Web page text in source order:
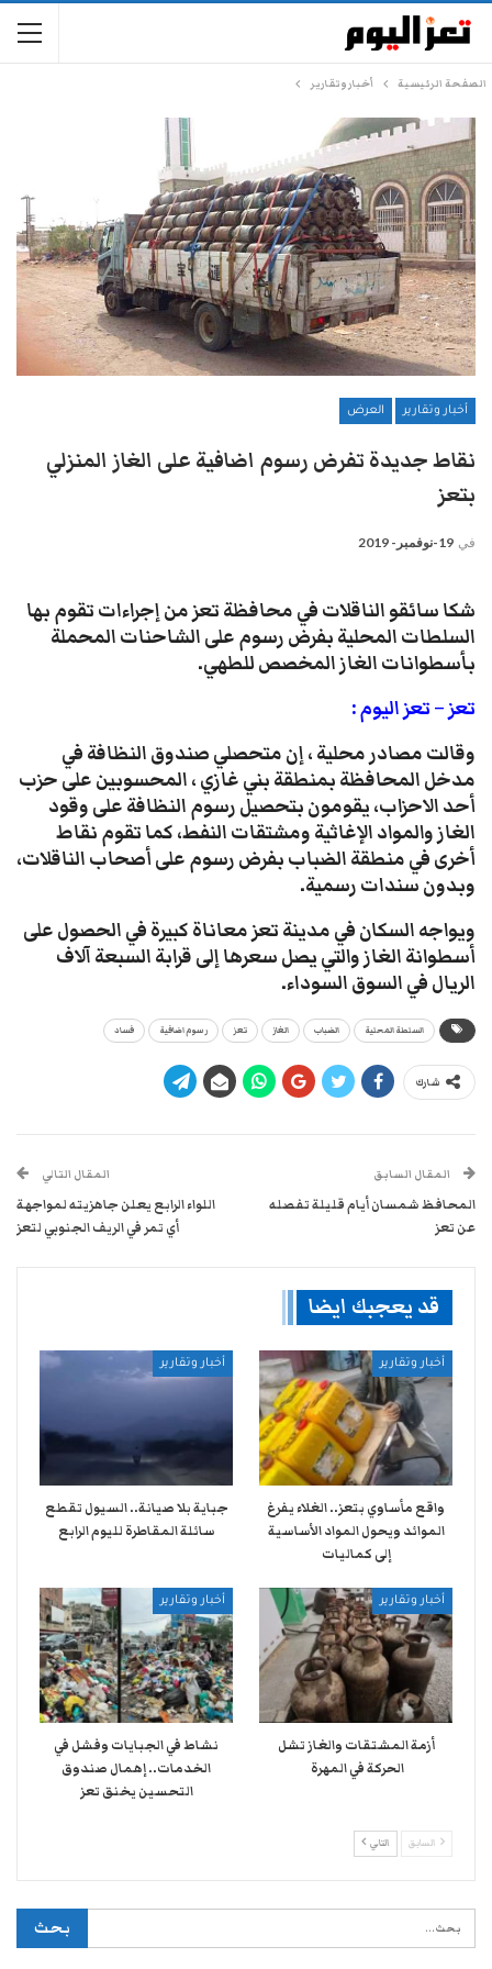
الصفحة الرئيسية أخبار وتقارير
أخبار وتقارير العرض
نقاط جديدة تفرض رسوم اضافية على الغاز المنزلي
بتعز
في 19-نوفمبر- 2019
شكا سائقو الناقلات في محافظة تعز من إجراءات تقوم بها
السلطات المحلية بفرض رسوم على الشاحنات المحملة
بأسطوانات الغاز المخصص للطهي.
تعز – تعز اليوم :
وقالت مصادر محلية ، إن متحصلي صندوق النظافة في
مدخل المحافظة بمنطقة بني غازي ، المحسوبين على حزب
أحد الاحزاب، يقومون بتحصيل رسوم النظافة على وقود
الغاز والمواد الإغاثية ومشتقات النفط، كما تقوم نقاط
أخرى في منطقة الضباب بفرض رسوم على أصحاب الناقلات،
وبدون سندات رسمية.
ويواجه السكان في مدينة تعز معاناة كبيرة في الحصول على
أسطوانة الغاز والتي يصل سعرها إلى قرابة السبعة آلاف
الريال في السوق السوداء.
السلطة المحلية الضباب الغاز تعز رسوم اضافية فساد
شارك
المقال السابق
المحافظ شمسان أيام قليلة تفصله
عن تعز
المقال التالي
اللواء الرابع يعلن جاهزيته لمواجهة
أي تمر في الريف الجنوبي لتعز
قد يعجبك ايضا
أخبار وتقارير
واقع مأساوي بتعز.. الغلاء يفرغ
الموائد ويحول المواد الأساسية
إلى كماليات
أخبار وتقارير
جباية بلا صيانة.. السيول تقطع
سائلة المقاطرة لليوم الرابع
أخبار وتقارير
أزمة المشتقات والغاز تشل
الحركة في المهرة ​
أخبار وتقارير
نشاط في الجبايات وفشل في
الخدمات.. إهمال صندوق
التحسين يخنق تعز
السابق التالي